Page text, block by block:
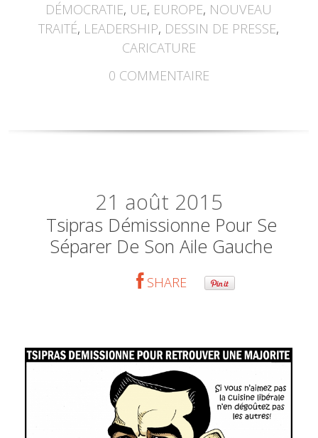
DÉMOCRATIE, UE, EUROPE, NOUVEAU
TRAITÉ, LEADERSHIP, DESSIN DE PRESSE,
CARICATURE
0 COMMENTAIRE
21 août 2015
Tsipras Démissionne Pour Se
Séparer De Son Aile Gauche
SHARE